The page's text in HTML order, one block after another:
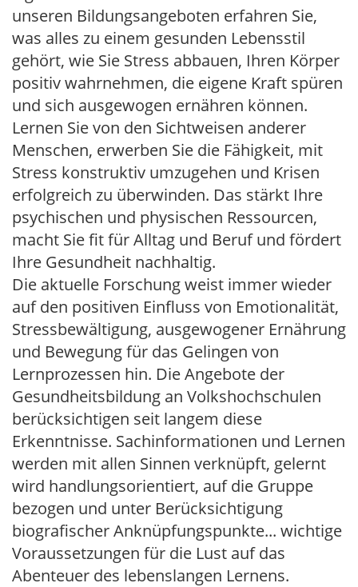
unseren Bildungsangeboten erfahren Sie,
was alles zu einem gesunden Lebensstil
gehört, wie Sie Stress abbauen, Ihren Körper
positiv wahrnehmen, die eigene Kraft spüren
und sich ausgewogen ernähren können.
Lernen Sie von den Sichtweisen anderer
Menschen, erwerben Sie die Fähigkeit, mit
Stress konstruktiv umzugehen und Krisen
erfolgreich zu überwinden. Das stärkt Ihre
psychischen und physischen Ressourcen,
macht Sie fit für Alltag und Beruf und fördert
Ihre Gesundheit nachhaltig.
Die aktuelle Forschung weist immer wieder
auf den positiven Einfluss von Emotionalität,
Stressbewältigung, ausgewogener Ernährung
und Bewegung für das Gelingen von
Lernprozessen hin. Die Angebote der
Gesundheitsbildung an Volkshochschulen
berücksichtigen seit langem diese
Erkenntnisse. Sachinformationen und Lernen
werden mit allen Sinnen verknüpft, gelernt
wird handlungsorientiert, auf die Gruppe
bezogen und unter Berücksichtigung
biografischer Anknüpfungspunkte... wichtige
Voraussetzungen für die Lust auf das
Abenteuer des lebenslangen Lernens.